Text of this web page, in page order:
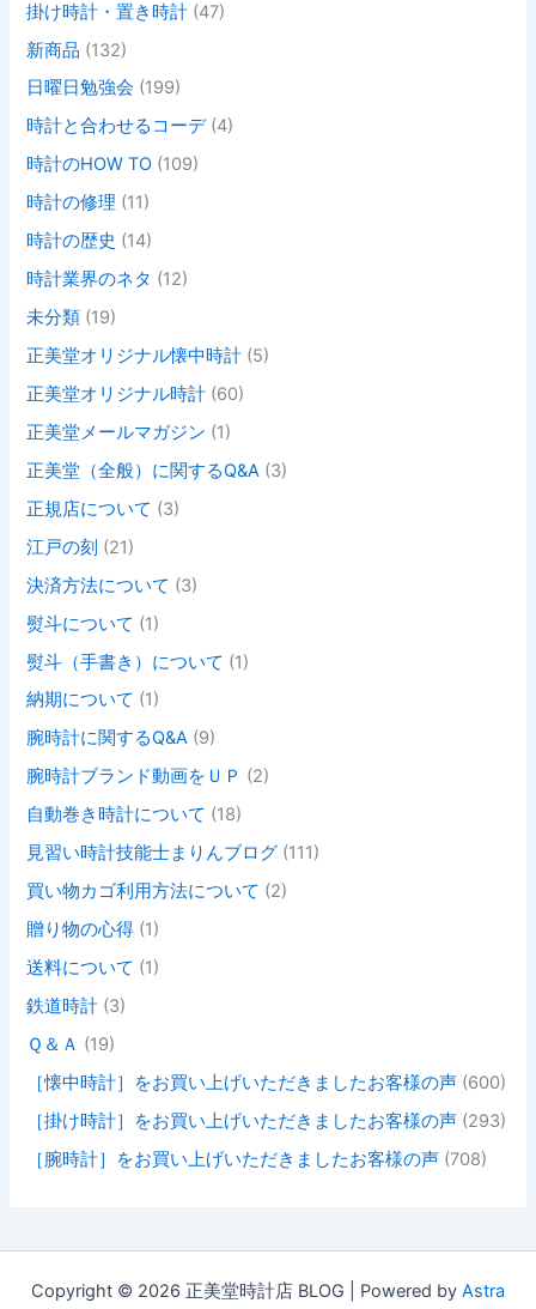
掛け時計・置き時計 (47)
新商品 (132)
日曜日勉強会 (199)
時計と合わせるコーデ(4)
時計のHOW TO (109)
時計の修理 (11)
時計の歴史 (14)
時計業界のネタ (12)
未分類 (19)
正美堂オリジナル懐中時計 (5)
正美堂オリジナル時計 (60)
正美堂メールマガジン (1)
正美堂（全般）に関するQ&A (3)
正規店について (3)
江戸の刻 (21)
決済方法について (3)
熨斗について (1)
熨斗（手書き）について (1)
納期について (1)
腕時計に関するQ&A (9)
腕時計ブランド動画をＵＰ (2)
自動巻き時計について (18)
見習い時計技能士まりんブログ (111)
買い物カゴ利用方法について (2)
贈り物の心得 (1)
送料について (1)
鉄道時計 (3)
Ｑ＆Ａ (19)
［懐中時計］をお買い上げいただきましたお客様の声 (600)
［掛け時計］をお買い上げいただきましたお客様の声 (293)
［腕時計］をお買い上げいただきましたお客様の声 (708)
Copyright © 2026 正美堂時計店 BLOG | Powered by Astra